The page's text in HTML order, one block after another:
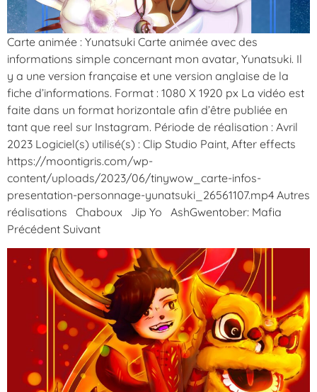
Carte animée : Yunatsuki Carte animée avec des
informations simple concernant mon avatar, Yunatsuki. Il
y a une version française et une version anglaise de la
fiche d’informations. Format : 1080 X 1920 px La vidéo est
faite dans un format horizontale afin d’être publiée en
tant que reel sur Instagram. Période de réalisation : Avril
2023 Logiciel(s) utilisé(s) : Clip Studio Paint, After effects
https://moontigris.com/wp-
content/uploads/2023/06/tinywow_carte-infos-
presentation-personnage-yunatsuki_26561107.mp4 Autres
réalisations Chaboux Jip Yo AshGwentober: Mafia
Précédent Suivant